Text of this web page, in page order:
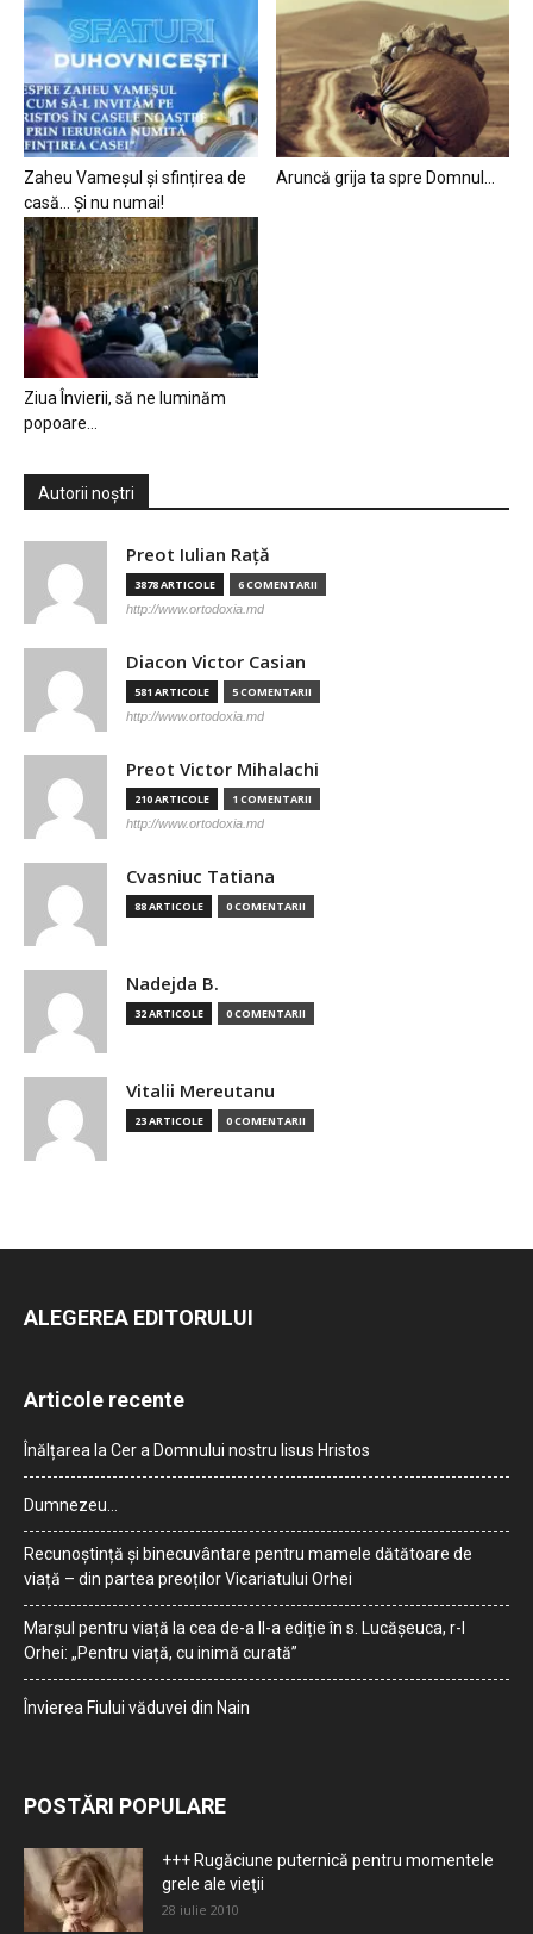
Zaheu Vameșul și sfințirea de
casă… Și nu numai!
Aruncă grija ta spre Domnul…
Ziua Învierii, să ne luminăm
popoare…
Autorii noștri
Preot Iulian Raţă
3878 ARTICOLE 6 COMENTARII
http://www.ortodoxia.md
Diacon Victor Casian
581 ARTICOLE 5 COMENTARII
http://www.ortodoxia.md
Preot Victor Mihalachi
210 ARTICOLE 1 COMENTARII
http://www.ortodoxia.md
Cvasniuc Tatiana
88 ARTICOLE 0 COMENTARII
Nadejda B.
32 ARTICOLE 0 COMENTARII
Vitalii Mereutanu
23 ARTICOLE 0 COMENTARII
ALEGEREA EDITORULUI
Articole recente
Înălțarea la Cer a Domnului nostru Iisus Hristos
Dumnezeu…
Recunoștință și binecuvântare pentru mamele dătătoare de
viață – din partea preoților Vicariatului Orhei
Marșul pentru viață la cea de-a II-a ediție în s. Lucășeuca, r-l
Orhei: „Pentru viață, cu inimă curată”
Învierea Fiului văduvei din Nain
POSTĂRI POPULARE
+++ Rugăciune puternică pentru momentele
grele ale vieţii
28 iulie 2010